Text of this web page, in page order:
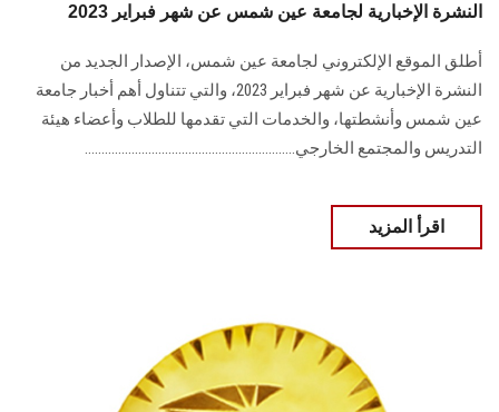
النشرة الإخبارية لجامعة عين شمس عن شهر فبراير 2023
أطلق الموقع الإلكتروني لجامعة عين شمس، الإصدار الجديد من
النشرة الإخبارية عن شهر فبراير 2023، والتي تتناول أهم أخبار جامعة
عين شمس وأنشطتها، والخدمات التي تقدمها للطلاب وأعضاء هيئة
التدريس والمجتمع الخارجي...............................................................
اقرأ المزيد